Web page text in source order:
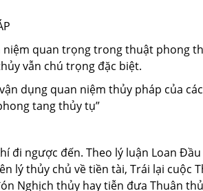
quan trọng trong thuật phong
vẫn chú trọng đặc biệt.
dụng quan niệm thủy pháp của
tang thủy tụ”
ngược đến. Theo lý luận Loan Đầu
lý thủy chủ về tiền tài, Trái lại cuộc
Nghịch thủy hay tiễn đưa Thuân